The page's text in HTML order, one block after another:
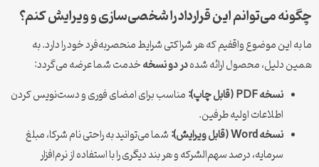
چگونه می‌توانم این قرارداد را شخصی‌سازی و ویرایش کنم؟
ما به این موضوع واقفیم که هر شراکتی شرایط منحصربه‌فرد خود را دارد. به
همین دلیل، محصول ارائه شدهدر دو نسخهخدمت شما عرضه می‌گردد:
نسخه PDF (قابل چاپ):
مناسب برای امضای فوری و دست‌نویس کردن
اطلاعات اولیه طرفین.
نسخه Word (قابل ویرایش):
شما می‌توانید به راحتی نام شرکا، مبلغ
سرمایه، درصد سهم‌الشرکه و هر بند دیگری را با استفاده از نرم‌افزار